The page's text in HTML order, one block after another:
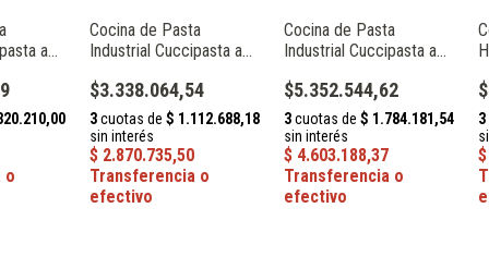
a
Cocina de Pasta
Industrial Cuccipasta a
Serie 700 Acero
Inoxidable Atosa
AT7G4P-F
$3.338.064,54
Cocina de Pasta
Industrial Cuccipasta a
Serie 700 Acero
Inoxidable Atosa
AT7G8P-F
$5.352.544,62